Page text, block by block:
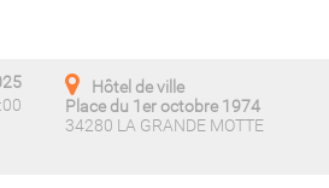
Hôtel de ville
Place du 1er octobre 1974
34280 LA GRANDE MOTTE